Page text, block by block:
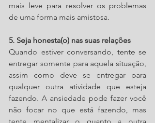
mais leve para resolver os problemas
de uma forma mais amistosa.
5. Seja honesta(o) nas suas relações
Quando estiver conversando, tente se
entregar somente para aquela situação,
assim como deve se entregar para
qualquer outra atividade que esteja
fazendo. A ansiedade pode fazer você
não focar no que está fazendo, mas